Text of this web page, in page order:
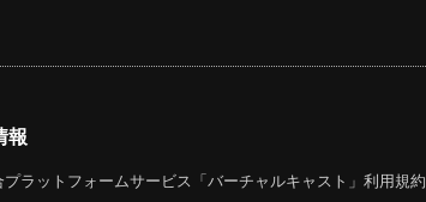
報
プラットフォームサービス「バーチャルキャスト」利用規約